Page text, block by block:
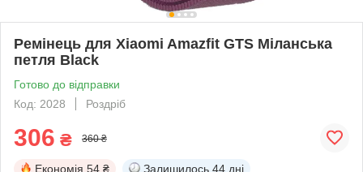
Ремінець для Xiaomi Amazfit GTS Міланська
петля Black
Готово до відправки
Код: 2028
Роздріб
306 ₴ 360 ₴
Економія 54 ₴ Залишилось 44 дні